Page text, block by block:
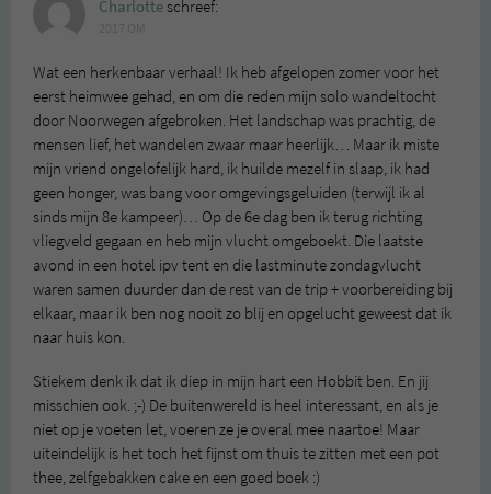
Charlotteschreef:
Wat een herkenbaar verhaal! Ik heb afgelopen zomer voor het
eerst heimwee gehad, en om die reden mijn solo wandeltocht
door Noorwegen afgebroken. Het landschap was prachtig, de
mensen lief, het wandelen zwaar maar heerlijk… Maar ik miste
mijn vriend ongelofelijk hard, ik huilde mezelf in slaap, ik had
geen honger, was bang voor omgevingsgeluiden (terwijl ik al
sinds mijn 8e kampeer)… Op de 6e dag ben ik terug richting
vliegveld gegaan en heb mijn vlucht omgeboekt. Die laatste
avond in een hotel ipv tent en die lastminute zondagvlucht
waren samen duurder dan de rest van de trip + voorbereiding bij
elkaar, maar ik ben nog nooit zo blij en opgelucht geweest dat ik
naar huis kon.
Stiekem denk ik dat ik diep in mijn hart een Hobbit ben. En jij
misschien ook. ;-) De buitenwereld is heel interessant, en als je
niet op je voeten let, voeren ze je overal mee naartoe! Maar
uiteindelijk is het toch het fijnst om thuis te zitten met een pot
thee, zelfgebakken cake en een goed boek :)